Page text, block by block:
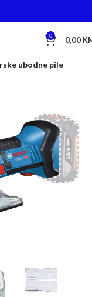
0 0,00
ubodne pile